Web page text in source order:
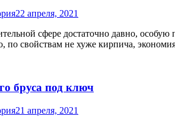
22 апреля, 2021
сфере достаточно давно,
по свойствам не хуже кирпича,
бруса под ключ
21 апреля, 2021